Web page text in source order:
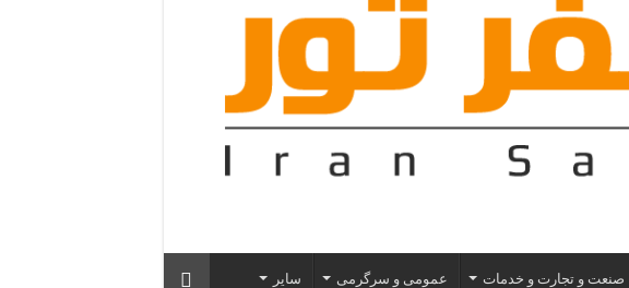
صنعت و تجارت و خدمات عمومی و سرگرمی سایر